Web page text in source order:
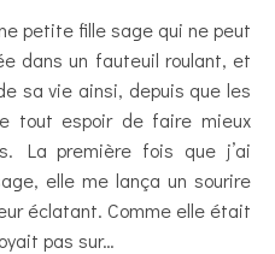
dans un fauteuil roulant, et
sa vie ainsi, depuis que les
tout espoir de faire mieux
La première fois que j’ai
elle me lança un sourire
éclatant. Comme elle était
pas sur…